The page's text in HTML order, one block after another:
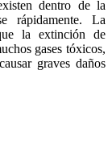
dentro de la
rápidamente. La
la extinción de
gases tóxicos,
graves daños